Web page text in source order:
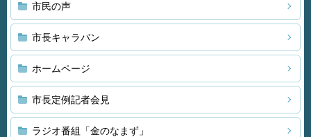
市民の声
市長キャラバン
ホームページ
市長定例記者会見
ラジオ番組「金のなまず」